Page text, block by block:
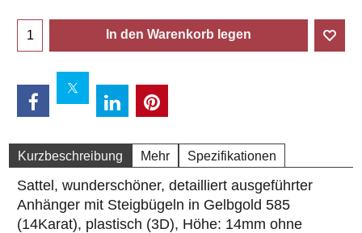
In den Warenkorb legen
Kurzbeschreibung Mehr Spezifikationen
Sattel, wunderschöner, detailliert ausgeführter
Anhänger mit Steigbügeln in Gelbgold 585
(14Karat), plastisch (3D), Höhe: 14mm ohne